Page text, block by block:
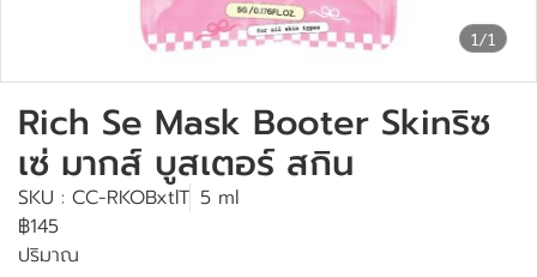
1/1
Rich Se Mask Booter Skinริซ
เซ่ มากส์ บูสเตอร์ สกิน
SKU : CC-RKOBxtlT 5 ml
฿145
ปริมาณ